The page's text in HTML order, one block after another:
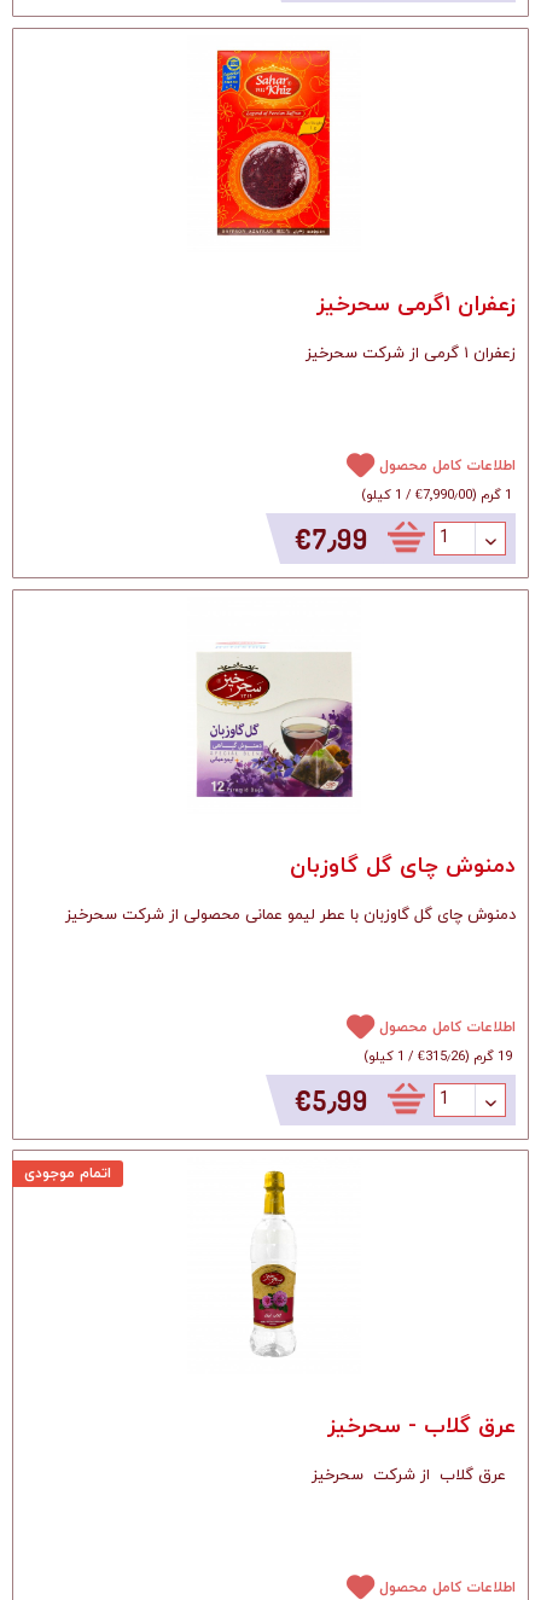
زعفران ۱گرمی سحرخیز
زعفران ۱ گرمی از شرکت سحرخیز
اطلاعات کامل محصول
1 گرم
(‎€7٬990٫00 / 1 کیلو )
‎€7٫99
دمنوش چای گل گاوزبان
دمنوش چای گل گاوزبان با عطر لیمو عمانی محصولی از شرکت سحرخیز
اطلاعات کامل محصول
19 گرم
(‎€315٫26 / 1 کیلو )
‎€5٫99
اتمام موجودی
عرق گلاب - سحرخیز
اطلاعات کامل محصول